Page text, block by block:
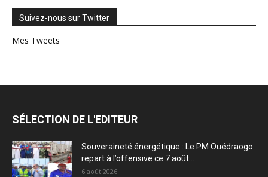
Suivez-nous sur Twitter
Mes Tweets
SÉLECTION DE L'EDITEUR
Souveraineté énergétique : Le PM Ouédraogo
repart à l’offensive ce 7 août...
6 août 2026